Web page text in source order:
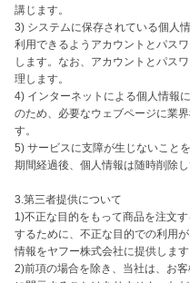
講じます。
3) システムに保存されている個人
利用できるようアカウントとパス
します。なお、アカウントとパス
理します。
4) インターネットによる個人情報
のため、必要なウェブページに業
す。
5) サービスに支障が生じないこと
期間経過後、個人情報は随時削除し
3.第三者提供について
1)不正な目的をもって商品を注文
するために、不正な目的での利用
情報をヤフー株式会社に提供します
2)前項の場合を除き、当社は、お